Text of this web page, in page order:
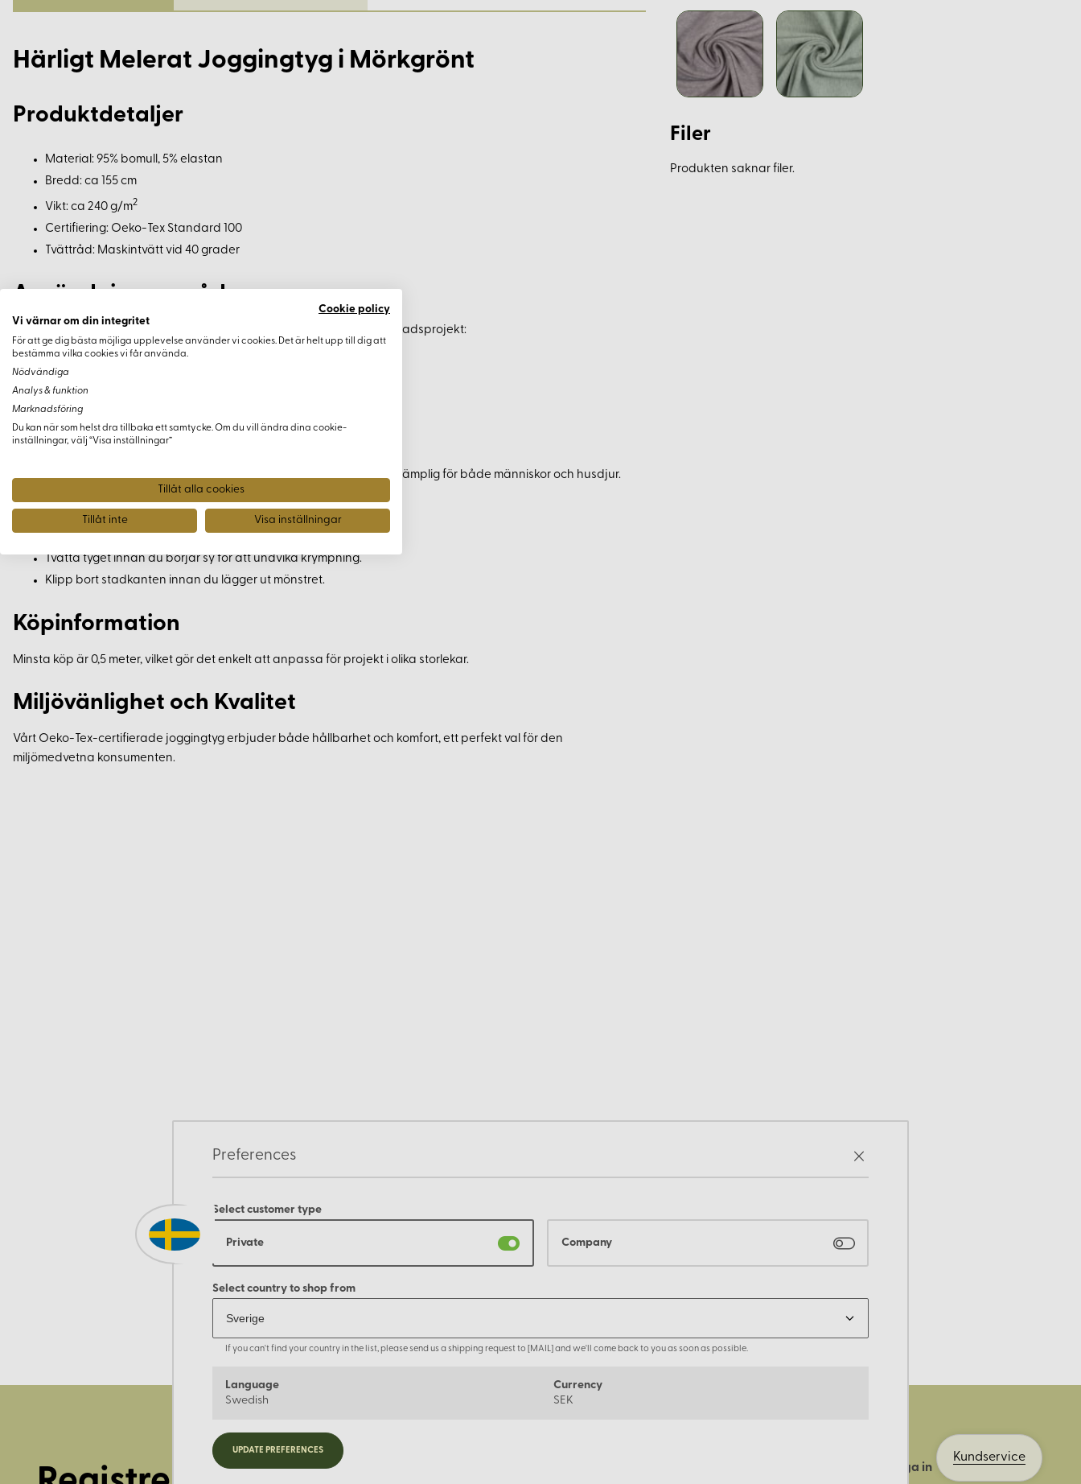
Kundservice
Preferences
Select customer type
Private Company
Select country to shop from
If you can't find your country in the list, please send us a shipping request to [MAIL] and we'll come back to you as soon as possible.
Language
Swedish
Currency
SEK
UPDATE PREFERENCES
Härligt Melerat Joggingtyg i Mörkgrönt
Produktdetaljer
Material: 95% bomull, 5% elastan
Bredd: ca 155 cm
Vikt: ca 240 g/m2
Certifiering: Oeko-Tex Standard 100
Tvättråd: Maskintvätt vid 40 grader
Användningsområden
Detta melerade tyg i en djup mörkgrön nyans är idealiskt för olika sömnadsprojekt:
Mjukiskläder
Koftor
Byxor
Jackor och tröjor för husdjur
Den lätt flossade avigsidan ger en extra känsla av värme och komfort, lämplig för både människor och husdjur.
Praktiska Tips
Tvätta tyget innan du börjar sy för att undvika krympning.
Klipp bort stadkanten innan du lägger ut mönstret.
Köpinformation
Minsta köp är 0,5 meter, vilket gör det enkelt att anpassa för projekt i olika storlekar.
Miljövänlighet och Kvalitet
Vårt Oeko-Tex-certifierade joggingtyg erbjuder både hållbarhet och komfort, ett perfekt val för den
miljömedvetna konsumenten.
Filer
Produkten saknar filer.
Logga in
Cookie policy
Vi värnar om din integritet
För att ge dig bästa möjliga upplevelse använder vi cookies. Det är helt upp till dig att
bestämma vilka cookies vi får använda.
Nödvändiga
Analys & funktion
Marknadsföring
Du kan när som helst dra tillbaka ett samtycke. Om du vill ändra dina cookie-
inställningar, välj “Visa inställningar”
Tillåt alla cookies
Tillåt inte Visa inställningar